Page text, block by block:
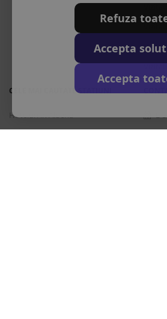
Vizitati
CELE MAI CAUTATE STATIUNI
Hoteluri in Albena
L-
Refuza
Accepta
Accepta